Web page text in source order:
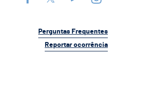
Perguntas Frequentes
Reportar ocorrência